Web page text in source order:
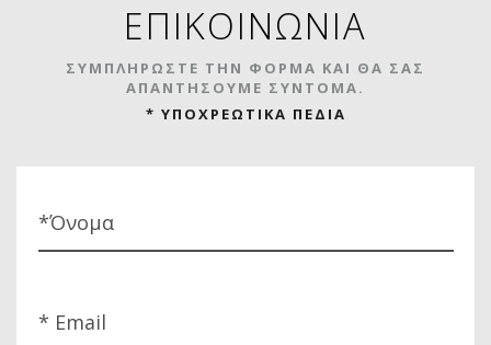
ΕΠΙΚΟΙΝΩΝΙΑ
ΣΥΜΠΛΗΡΩΣΤΕ ΤΗΝ ΦΟΡΜΑ ΚΑΙ ΘΑ ΣΑΣ
ΑΠΑΝΤΗΣΟΥΜΕ ΣΥΝΤΟΜΑ.
* ΥΠΟΧΡΕΩΤΙΚΑ ΠΕΔΙΑ
*Όνομα
* Email